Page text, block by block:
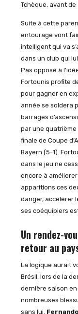
Tchèque, avant de
Suite à cette
entourage vont
intelligent qui va
dans un club qui
Pas opposé à
Fortounis profite
pour gagner en
année se soldera
barrages
par une
finale de Coupe
Bayern (5-1).
dans le jeu ne
encore à
apparitions ces
danger, accélérer
ses coéquipiers
Un rendez-
retour au
La logique aurait
Brésil, lors de la
dernière saison
nombreuses
sans lui.